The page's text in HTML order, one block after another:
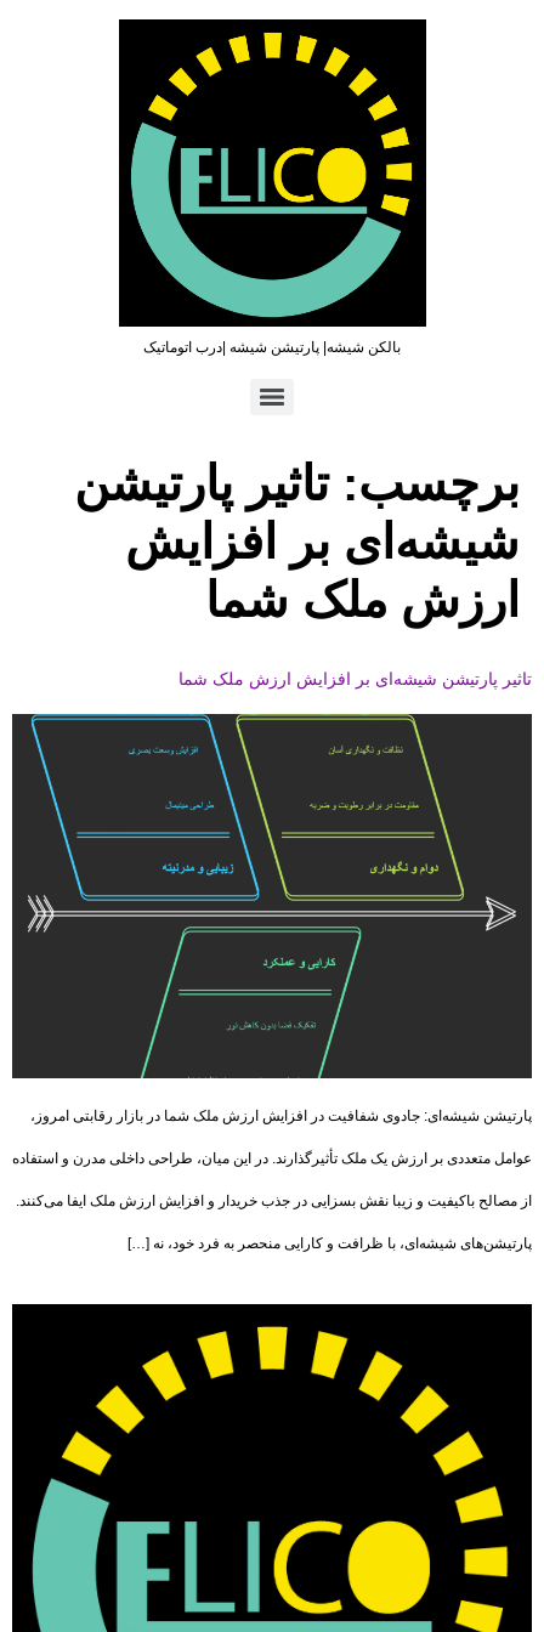
بالکن شیشه| پارتیشن شیشه |درب اتوماتیک
برچسب:تاثیر پارتیشن
شیشه‌ای بر افزایش
ارزش ملک شما
تاثیر پارتیشن شیشه‌ای بر افزایش ارزش ملک شما
پارتیشن شیشه‌ای: جادوی شفافیت در افزایش ارزش ملک شما در بازار رقابتی امروز،
عوامل متعددی بر ارزش یک ملک تأثیرگذارند. در این میان، طراحی داخلی مدرن و استفاده
از مصالح باکیفیت و زیبا نقش بسزایی در جذب خریدار و افزایش ارزش ملک ایفا می‌کنند.
پارتیشن‌های شیشه‌ای، با ظرافت و کارایی منحصر به فرد خود، نه […]